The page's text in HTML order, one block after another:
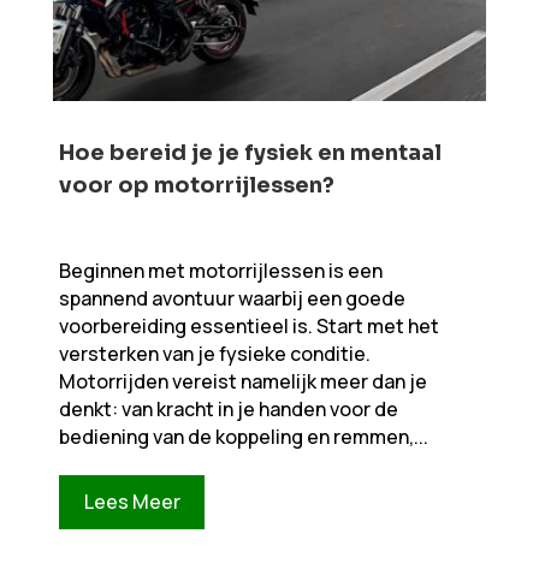
Hoe bereid je je fysiek en mentaal
voor op motorrijlessen?
Beginnen met motorrijlessen is een
spannend avontuur waarbij een goede
voorbereiding essentieel is. Start met het
versterken van je fysieke conditie.
Motorrijden vereist namelijk meer dan je
denkt: van kracht in je handen voor de
bediening van de koppeling en remmen,...
Lees Meer